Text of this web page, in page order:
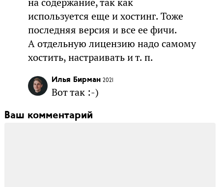
на содержание, так как
используется еще и хостинг. Тоже
последняя версия и все ее фичи.
А отдельную лицензию надо самому
хостить, настраивать и т. п.
Илья Бирман 2021
Вот так :-)
Ваш комментарий